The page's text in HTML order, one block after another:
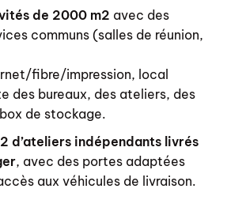
de 2000 m2 avec des
communs (salles de réunion,
fibre/impression, local
des bureaux, des ateliers, des
de stockage.
d’ateliers indépendants livrés
, avec des portes adaptées
aux véhicules de livraison.